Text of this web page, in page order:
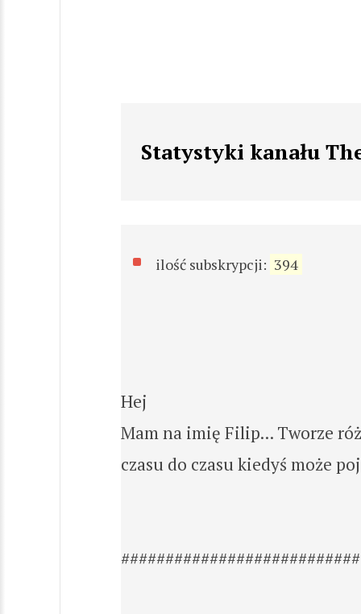
Statystyki kanału
ilość subskrypcji: 394
Hej
Mam na imię Filip... Tworze
czasu do czasu kiedyś może
###########################